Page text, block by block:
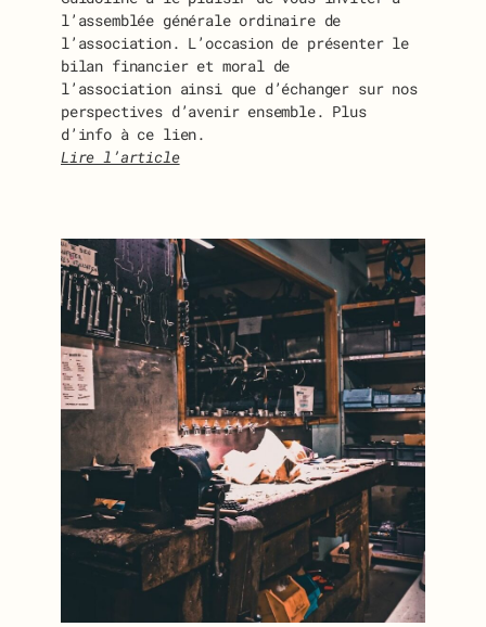
l’assemblée générale ordinaire de
l’association. L’occasion de présenter le
bilan financier et moral de
l’association ainsi que d’échanger sur nos
perspectives d’avenir ensemble. Plus
d’info à ce lien.
Lire l’article
V
I
T
A
T
I
O
N
À
L
’
S
S
E
M
B